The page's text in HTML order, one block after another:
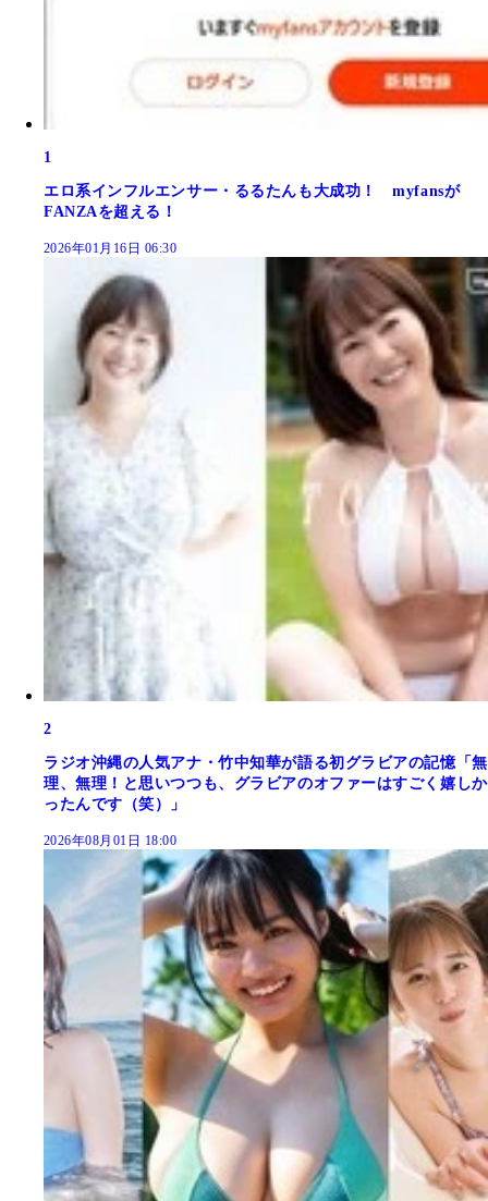
1
エロ系インフルエンサー・るるたんも大成功！ myfansが
FANZAを超える！
2026年01月16日 06:30
2
ラジオ沖縄の人気アナ・竹中知華が語る初グラビアの記憶「無
理、無理！と思いつつも、グラビアのオファーはすごく嬉しか
ったんです（笑）」
2026年08月01日 18:00